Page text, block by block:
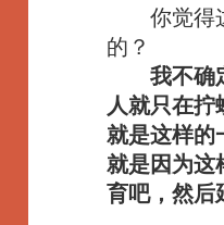
你觉得这
的？
我不确
人就只在
就是这样的
就是因为这
育吧，然后